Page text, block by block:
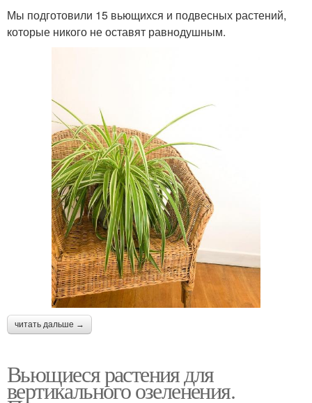
Мы подготовили 15 вьющихся и подвесных растений,
которые никого не оставят равнодушным.
читать дальше →
Вьющиеся растения для
вертикального озеленения.